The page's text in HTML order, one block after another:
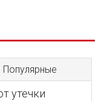
Популярные
утечки